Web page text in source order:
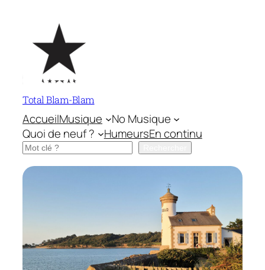
contenu
Total Blam-Blam
AccueilMusique
No Musique
Quoi de neuf ?
HumeursEn continu
Rechercher